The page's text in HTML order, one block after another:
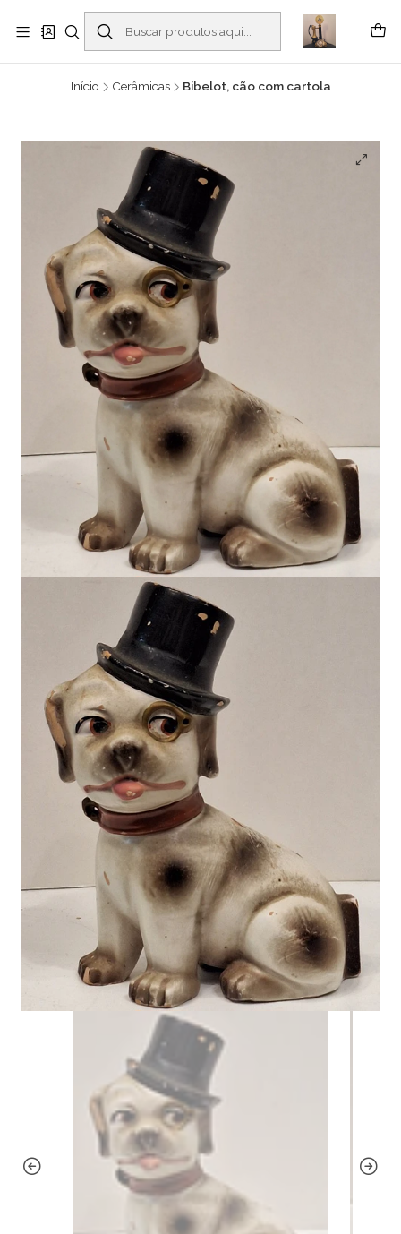
Buscantiguidades - Leilões. Colecionismo e antiguidades em Viana do
Castelo -
Leia mais
Início Cerâmicas Bibelot, cão com cartola